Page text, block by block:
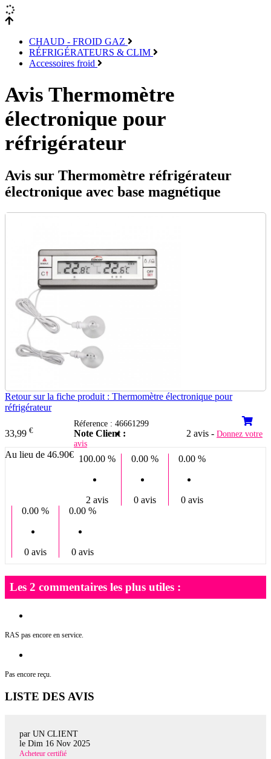
CHAUD - FROID GAZ
RÉFRIGÉRATEURS & CLIM
Accessoires froid
Avis Thermomètre
électronique pour
réfrigérateur
Avis sur Thermomètre réfrigérateur
électronique avec base magnétique
Retour sur la fiche produit : Thermomètre électronique pour
réfrigérateur
33,99 €
Au lieu de 46.90€
Réference : 46661299
Note Client : 2 avis - Donnez votre
avis
100.00 %
2 avis
0.00 %
0 avis
0.00 %
0 avis
0.00 %
0 avis
0.00 %
0 avis
Les 2 commentaires les plus utiles :
RAS pas encore en service.
Pas encore reçu.
LISTE DES AVIS
par UN CLIENT
le Dim 16 Nov 2025
Acheteur certifié